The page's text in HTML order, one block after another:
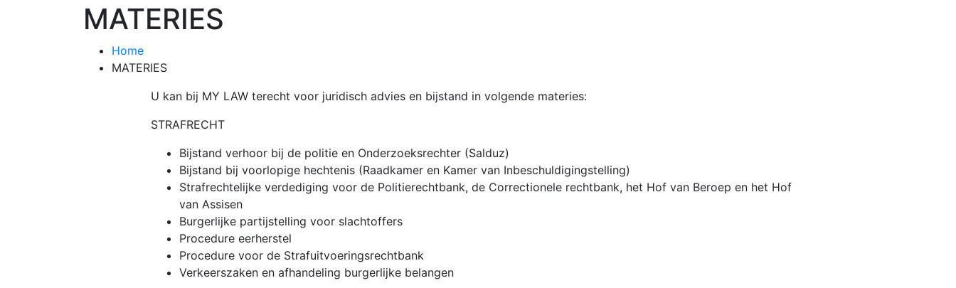
MATERIES
Home
MATERIES
U kan bij MY LAW terecht voor juridisch advies en bijstand in volgende materies:
STRAFRECHT
Bijstand verhoor bij de politie en Onderzoeksrechter (Salduz)
Bijstand bij voorlopige hechtenis (Raadkamer en Kamer van Inbeschuldigingstelling)
Strafrechtelijke verdediging voor de Politierechtbank, de Correctionele rechtbank, het Hof van Beroep en het Hof
van Assisen
Burgerlijke partijstelling voor slachtoffers
Procedure eerherstel
Procedure voor de Strafuitvoeringsrechtbank
Verkeerszaken en afhandeling burgerlijke belangen